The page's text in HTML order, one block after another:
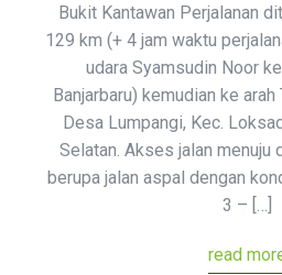
Bukit Kantawan Perjalanan
129 km (+ 4 jam waktu
udara Syamsudin Noor
Banjarbaru) kemudian ke
Desa Lumpangi, Kec.
Selatan. Akses jalan menuju
berupa jalan aspal dengan
3 – […]
read